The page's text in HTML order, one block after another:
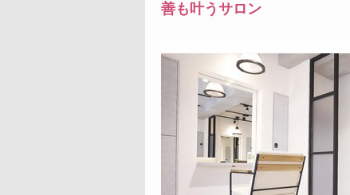
善も叶うサロン